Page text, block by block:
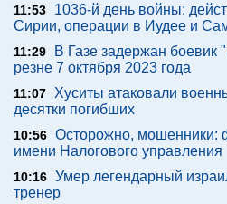
11:53
1036-й день войны:
Сирии, операции в Иудее и
11:29
В Газе задержан боевик
резне 7 октября 2023 года
11:07 Хуситы атаковали
десятки погибших
10:56 Осторожно, мошенники:
имени Налогового управления
10:16 Умер легендарный
тренер